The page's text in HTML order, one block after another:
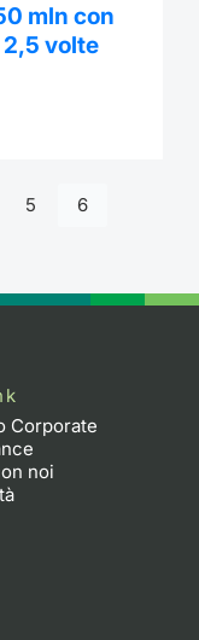
mln con
volte
5 6
Corporate
noi